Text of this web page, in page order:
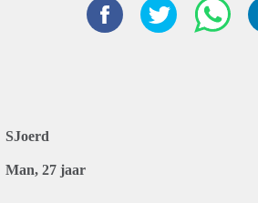
SJoerd
Man, 27 jaar